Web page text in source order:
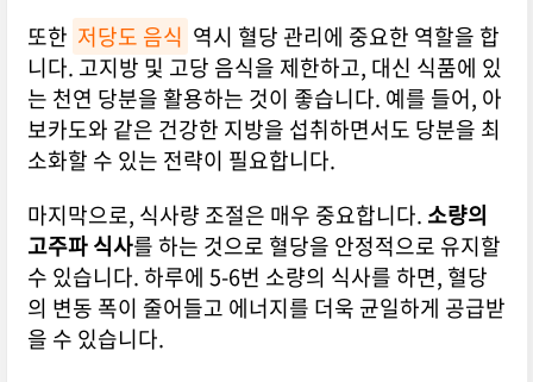
또한 저당도 음식 역시 혈당 관리에 중요한 역할을 합
니다. 고지방 및 고당 음식을 제한하고, 대신 식품에 있
는 천연 당분을 활용하는 것이 좋습니다. 예를 들어, 아
보카도와 같은 건강한 지방을 섭취하면서도 당분을 최
소화할 수 있는 전략이 필요합니다.
마지막으로, 식사량 조절은 매우 중요합니다. 소량의
고주파 식사를 하는 것으로 혈당을 안정적으로 유지할
수 있습니다. 하루에 5-6번 소량의 식사를 하면, 혈당
의 변동 폭이 줄어들고 에너지를 더욱 균일하게 공급받
을 수 있습니다.